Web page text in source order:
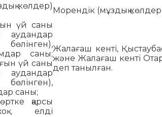
көлдер) Морендік (мұздық
үй саны
аудандар
саны;
үй саны
аудандар
саны;
Жалағаш кенті,
және Жалағаш кенті
деп танылған.
қарсы
елді